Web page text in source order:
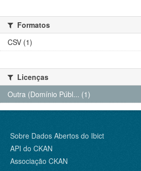
Formatos
CSV (1)
Licenças
Outra (Domínio Públ... (1)
Sobre Dados Abertos do Ibict
API do CKAN
Associação CKAN